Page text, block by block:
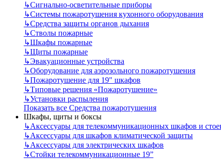
↳Сигнально-осветительные приборы
↳Системы пожаротушения кухонного оборудования
↳Средства защиты органов дыхания
↳Стволы пожарные
↳Шкафы пожарные
↳Щиты пожарные
↳Эвакуационные устройства
↳Оборудование для аэрозольного пожаротушения
↳Пожаротушение для 19" шкафов
↳Типовые решения «Пожаротушение»
↳Установки распыления
Показать все Средства пожаротушения
Шкафы, щиты и боксы
↳Аксессуары для телекоммуникационных шкафов и
↳Аксессуары для шкафов климатической защиты
↳Аксессуары для электрических шкафов
↳Стойки телекоммуникационные 19”